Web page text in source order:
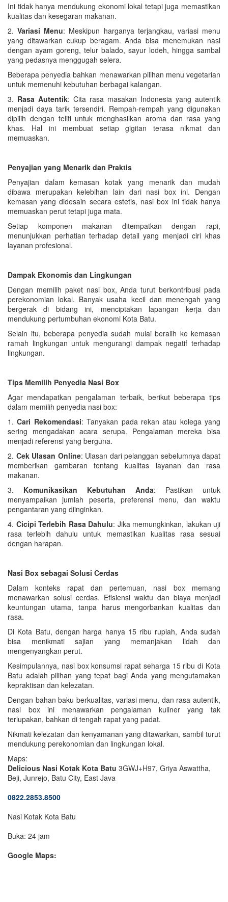
Ini tidak hanya mendukung ekonomi lokal tetapi juga memastikan
kualitas dan kesegaran makanan.
2.Variasi Menu: Meskipun harganya terjangkau, variasi menu
yang ditawarkan cukup beragam. Anda bisa menemukan nasi
dengan ayam goreng, telur balado, sayur lodeh, hingga sambal
yang pedasnya menggugah selera.
Beberapa penyedia bahkan menawarkan pilihan menu vegetarian
untuk memenuhi kebutuhan berbagai kalangan.
3. Rasa Autentik: Cita rasa masakan Indonesia yang autentik
menjadi daya tarik tersendiri. Rempah-rempah yang digunakan
dipilih dengan teliti untuk menghasilkan aroma dan rasa yang
khas. Hal ini membuat setiap gigitan terasa nikmat dan
memuaskan.
Penyajian yang Menarik dan Praktis
Penyajian dalam kemasan kotak yang menarik dan mudah
dibawa merupakan kelebihan lain dari nasi box ini. Dengan
kemasan yang didesain secara estetis, nasi box ini tidak hanya
memuaskan perut tetapi juga mata.
Setiap komponen makanan ditempatkan dengan rapi,
menunjukkan perhatian terhadap detail yang menjadi ciri khas
layanan profesional.
Dampak Ekonomis dan Lingkungan
Dengan memilih paket nasi box, Anda turut berkontribusi pada
perekonomian lokal. Banyak usaha kecil dan menengah yang
bergerak di bidang ini, menciptakan lapangan kerja dan
mendukung pertumbuhan ekonomi Kota Batu.
Selain itu, beberapa penyedia sudah mulai beralih ke kemasan
ramah lingkungan untuk mengurangi dampak negatif terhadap
lingkungan.
Tips Memilih Penyedia Nasi Box
Agar mendapatkan pengalaman terbaik, berikut beberapa tips
dalam memilih penyedia nasi box:
1.Cari Rekomendasi: Tanyakan pada rekan atau kolega yang
sering mengadakan acara serupa. Pengalaman mereka bisa
menjadi referensi yang berguna.
2. Cek Ulasan Online: Ulasan dari pelanggan sebelumnya dapat
memberikan gambaran tentang kualitas layanan dan rasa
makanan.
3. Komunikasikan Kebutuhan Anda: Pastikan untuk
menyampaikan jumlah peserta, preferensi menu, dan waktu
pengantaran yang diinginkan.
4. Cicipi Terlebih Rasa Dahulu: Jika memungkinkan, lakukan uji
rasa terlebih dahulu untuk memastikan kualitas rasa sesuai
dengan harapan.
Nasi Box sebagai Solusi Cerdas
Dalam konteks rapat dan pertemuan, nasi box memang
menawarkan solusi cerdas. Efisiensi waktu dan biaya menjadi
keuntungan utama, tanpa harus mengorbankan kualitas dan
rasa.
Di Kota Batu, dengan harga hanya 15 ribu rupiah, Anda sudah
bisa menikmati sajian yang memanjakan lidah dan
mengenyangkan perut.
Kesimpulannya, nasi box konsumsi rapat seharga 15 ribu di Kota
Batu adalah pilihan yang tepat bagi Anda yang mengutamakan
kepraktisan dan kelezatan.
Dengan bahan baku berkualitas, variasi menu, dan rasa autentik,
nasi box ini menawarkan pengalaman kuliner yang tak
terlupakan, bahkan di tengah rapat yang padat.
Nikmati kelezatan dan kenyamanan yang ditawarkan, sambil turut
mendukung perekonomian dan lingkungan lokal.
Maps:
Delicious Nasi Kotak Kota Batu 3GWJ+H97, Griya Aswattha,
Beji, Junrejo, Batu City, East Java
0822.2853.8500
Nasi Kotak Kota Batu
Buka: 24 jam
Google Maps: